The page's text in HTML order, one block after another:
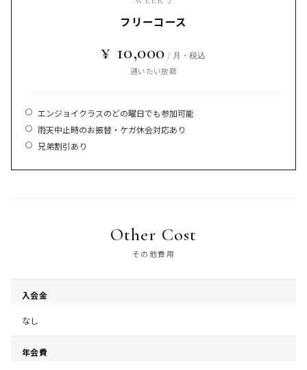
フリーコース
¥ 10,000 / 月・税込
通いたい放題
エンジョイクラスのどの曜日でも参加可能
雨天中止時のお振替・ケガ休会対応あり
兄弟割引あり
Other Cost
その他費用
入会金
なし
年会費